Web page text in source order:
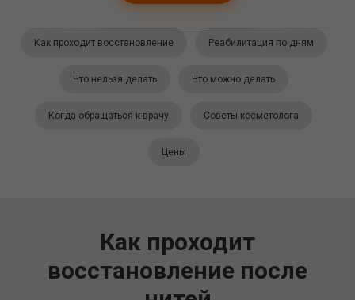
Как проходит восстановление Реабилитация по дням
Что нельзя делать Что можно делать
Когда обращаться к врачу Советы косметолога
Цены
Как проходит
восстановление после